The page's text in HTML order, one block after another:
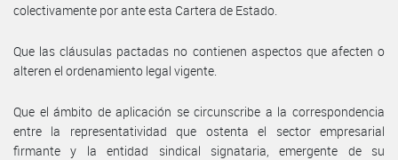
colectivamente por ante esta Cartera de Estado.
Que las cláusulas pactadas no contienen aspectos que afecten o
alteren el ordenamiento legal vigente.
Que el ámbito de aplicación se circunscribe a la correspondencia
entre la representatividad que ostenta el sector empresarial
firmante y la entidad sindical signataria, emergente de su